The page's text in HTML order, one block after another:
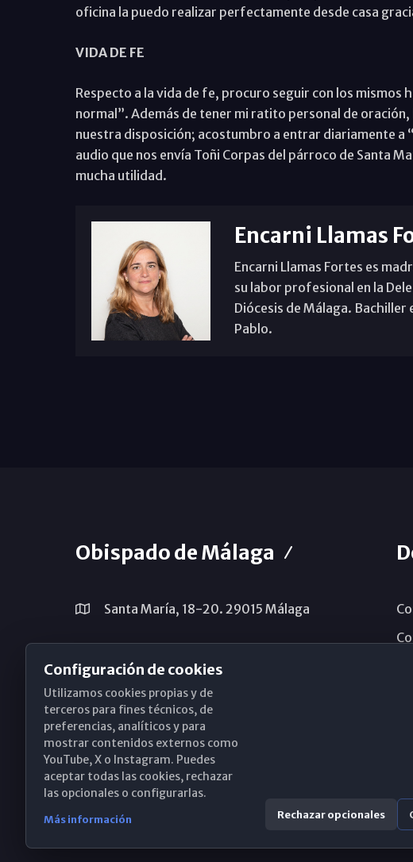
oficina la puedo realizar perfectamente desde casa
VIDA DE FE
Respecto a la vida de fe, procuro seguir con los mismos
normal”. Además de tener mi ratito personal de
nuestra disposición; acostumbro a entrar diariamente a
audio que nos envía Toñi Corpas del párroco de Santa
mucha utilidad.
Encarni Llamas
Encarni Llamas Fortes es
su labor profesional en la
Diócesis de Málaga. Bachiller
Pablo.
Obispado de Málaga
Santa María, 18-20. 29015 Málaga
(+34) 952 224 386
obispado@diocesismalaga.es
Configuración de cookies
Utilizamos cookies propias y de
terceros para fines técnicos, de
preferencias, analíticos y para
mostrar contenidos externos como
YouTube, X o Instagram. Puedes
aceptar todas las cookies, rechazar
las opcionales o configurarlas.
Más información Rechazar opcionales